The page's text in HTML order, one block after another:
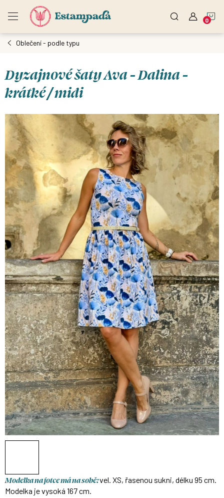
Oblečení - podle typu
Dyzajnové šaty Ava - Dalina -
krátké / midi
Modelka na fotce má na sobě:vel. XS, řasenou sukni, délku 95 cm.
Modelka je vysoká 167 cm.